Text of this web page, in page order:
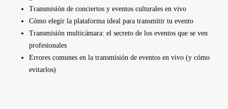
Transmisión de conciertos y eventos culturales en vivo
Cómo elegir la plataforma ideal para transmitir tu evento
Transmisión multicámara: el secreto de los eventos que se ven
profesionales
Errores comunes en la transmisión de eventos en vivo (y cómo
evitarlos)